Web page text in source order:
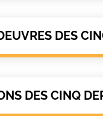
DES
DES CINQ